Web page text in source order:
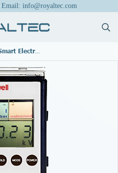
info@royaltec.com
Electrostatic Discharge Monitoring